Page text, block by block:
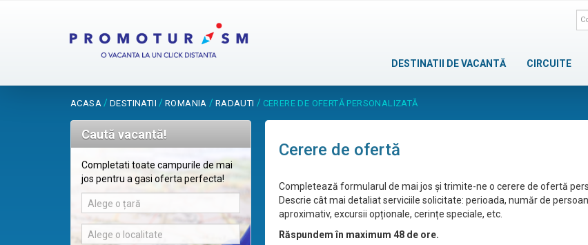
DESTINATII DE VACANTĂ CIRCUITE
ACASA / DESTINATII / ROMANIA / RADAUTI / CERERE DE OFERTĂ PERSONALIZATĂ
Caută vacantă!
Completati toate campurile de mai
jos pentru a gasi oferta perfecta!
Alege o țară
Alege o localitate
Cerere de ofertă
Completează formularul de mai jos și trimite-ne o cerere de ofertă
Descrie cât mai detaliat serviciile solicitate: perioada, număr de
aproximativ, excursii opționale, cerințe speciale, etc.
Răspundem în maximum 48 de ore.